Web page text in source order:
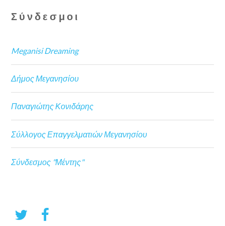
Σύνδεσμοι
Meganisi Dreaming
Δήμος Μεγανησίου
Παναγιώτης Κονιδάρης
Σύλλογος Επαγγελματιών Μεγανησίου
Σύνδεσμος "Μέντης"